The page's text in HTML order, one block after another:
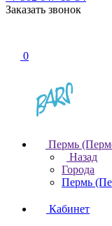
Заказать звонок
0
Пермь
Назад
Города
Пермь
Кабинет